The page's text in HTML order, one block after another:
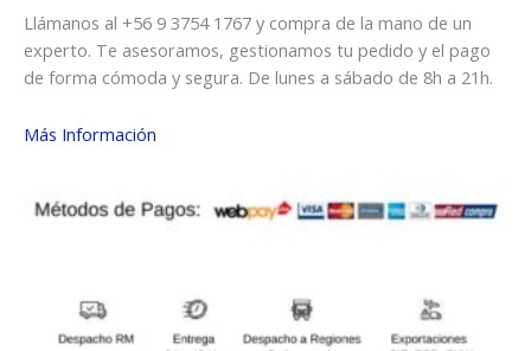
Llámanos al +56 9 3754 1767 y compra de la mano de un
experto. Te asesoramos, gestionamos tu pedido y el pago
de forma cómoda y segura. De lunes a sábado de 8h a 21h.
Más Información